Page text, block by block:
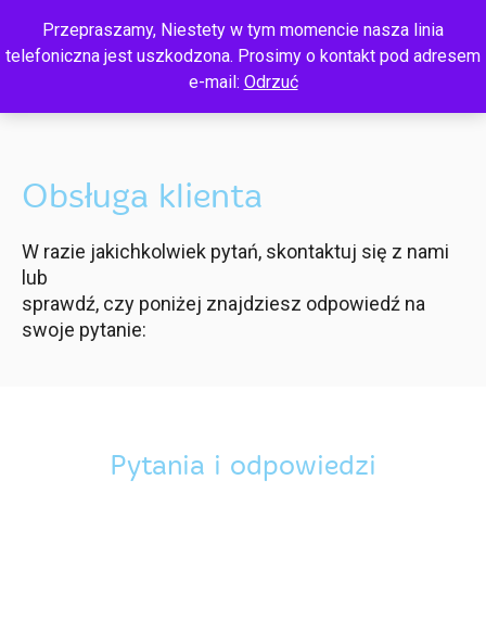
Obsługa klienta
W razie jakichkolwiek pytań, skontaktuj się z nami
lub
sprawdź, czy poniżej znajdziesz odpowiedź na
swoje pytanie:
Pytania i odpowiedzi
Przepraszamy, Niestety w tym momencie nasza linia
telefoniczna jest uszkodzona. Prosimy o kontakt pod adresem
e-mail: Odrzuć